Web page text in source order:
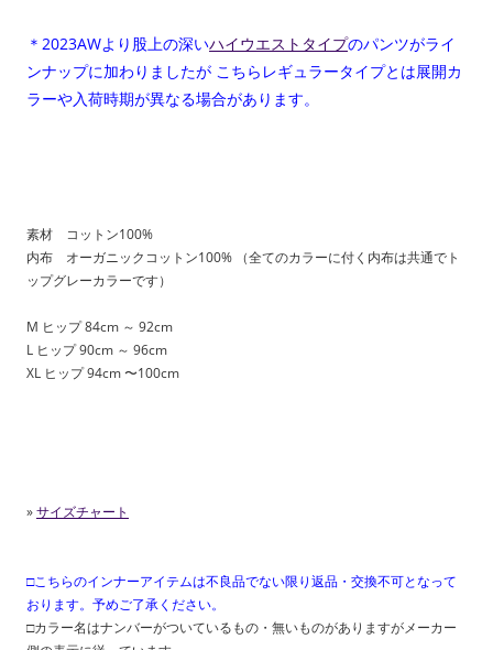
＊2023AWより股上の深いハイウエストタイプのパンツがライ
ンナップに加わりましたが こちらレギュラータイプとは展開カ
ラーや入荷時期が異なる場合があります。
素材 コットン100%
内布 オーガニックコットン100% （全てのカラーに付く内布は共通でト
ップグレーカラーです）
M ヒップ 84cm ～ 92cm
L ヒップ 90cm ～ 96cm
XL ヒップ 94cm 〜100cm
»サイズチャート
□こちらのインナーアイテムは不良品でない限り返品・交換不可となって
おります。予めご了承ください。
□カラー名はナンバーがついているもの・無いものがありますがメーカー